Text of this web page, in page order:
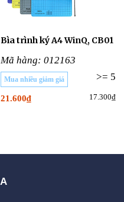
Bìa trình ký A4 WinQ, CB01
Mã hàng: 012163
>= 5
Mua nhiều giảm giá
21.600₫ 17.300₫